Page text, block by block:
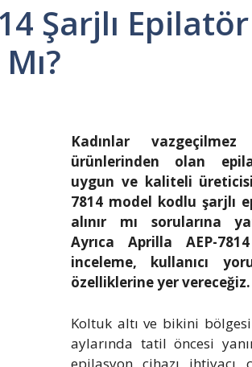
Şarjlı Epilatör
Kadınlar
ürünlerinden olan
uygun ve kaliteli üreticisi
7814 model kodlu şarjlı
alınır mı sorularına
Ayrıca Aprilla AEP-
inceleme, kullanıcı
özelliklerine yer vereceğiz.
Koltuk altı ve bikini
aylarında tatil öncesi
epilasyon cihazı ihtiyacı